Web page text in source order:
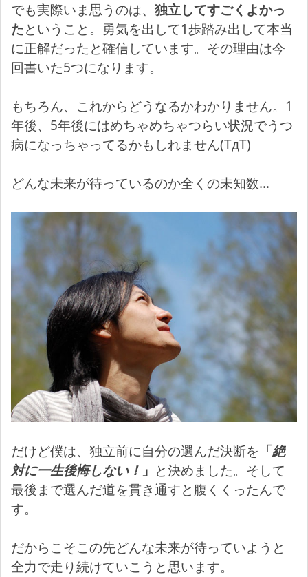
でも実際いま思うのは、 独立してすごくよかっ
たということ。勇気を出して1歩踏み出して本当
に正解だったと確信しています。その理由は今
回書いた5つになります。
もちろん、これからどうなるかわかりません。1
年後、5年後にはめちゃめちゃつらい状況でうつ
病になっちゃってるかもしれません(TдT)
どんな未来が待っているのか全くの未知数…
だけど僕は、独立前に自分の選んだ決断を 「絶
対に一生後悔しない！」 と決めました。そして
最後まで選んだ道を貫き通すと腹くくったんで
す。
だからこそこの先どんな未来が待っていようと
全力で走り続けていこうと思います。